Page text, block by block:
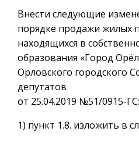
Внести следующие
порядке продажи жилых
находящихся в
образования «Город
Орловского городского
депутатов
от 25.04.2019 №51/0915-ГС:
1) пункт 1.8. изложить в